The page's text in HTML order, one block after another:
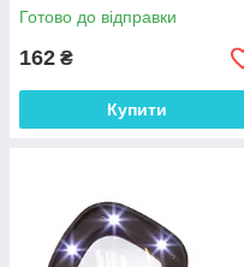
Готово до відправки
162 ₴
Купити